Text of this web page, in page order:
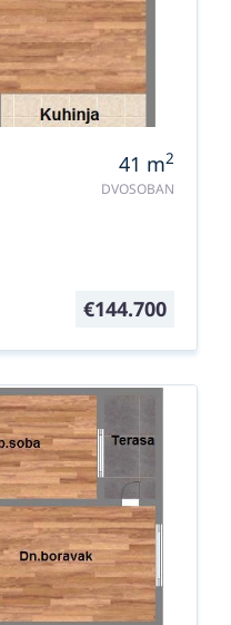
41 m2
DVOSOBAN
€144.700